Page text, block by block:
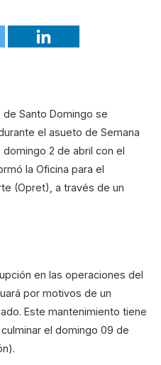
Santo Domingo se
el asueto de Semana
domingo 2 de abril con el
la Oficina para el
(Opret), a través de un
en las operaciones del
por motivos de un
Este mantenimiento tiene
el domingo 09 de